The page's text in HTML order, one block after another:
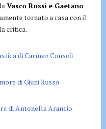
Vasco Rossi e Gaetano
tornato a casa con il
critica.
di Carmen Consoli
di Giuni Russo
di Antonella Arancio